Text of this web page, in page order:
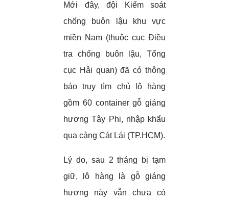
Mới đây, đội Kiểm soát
chống buôn lậu khu vực
miền Nam (thuộc cục Điều
tra chống buôn lậu, Tổng
cục Hải quan) đã có thông
báo truy tìm chủ lô hàng
gồm 60 container gỗ giáng
hương Tây Phi, nhập khẩu
qua cảng Cát Lái (TP.HCM).
Lý do, sau 2 tháng bị tạm
giữ, lô hàng là gỗ giáng
hương này vẫn chưa có